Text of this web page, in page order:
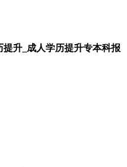
提升_成人学历提升专本科报